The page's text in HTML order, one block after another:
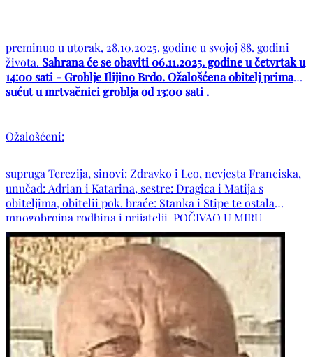
preminuo u utorak, 28.10.2025. godine u svojoj 88. godini
života. Sahrana će se obaviti 06.11.2025. godine u četvrtak u
14:00 sati - Groblje Ilijino Brdo. Ožalošćena obitelj prima
sućut u mrtvačnici groblja od 13:00 sati .
Ožalošćeni:
supruga Terezija, sinovi: Zdravko i Leo, nevjesta Franciska,
unučad: Adrian i Katarina, sestre: Dragica i Matija s
obiteljima, obitelii pok. braće: Stanka i Stipe te ostala
mnogobrojna rodbina i prijatelji. POČIVAO U MIRU
BOŽJEM!